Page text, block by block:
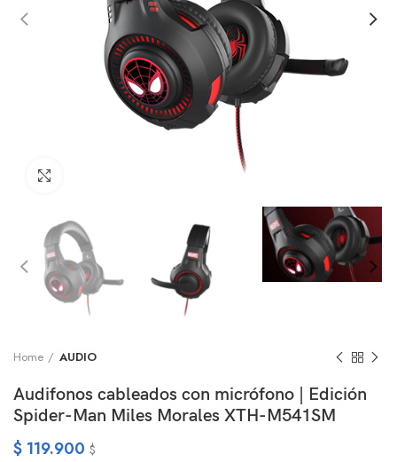
Home AUDIO
Audifonos cableados con micrófono | Edición
Spider-Man Miles Morales XTH-M541SM
$ 119.900 $